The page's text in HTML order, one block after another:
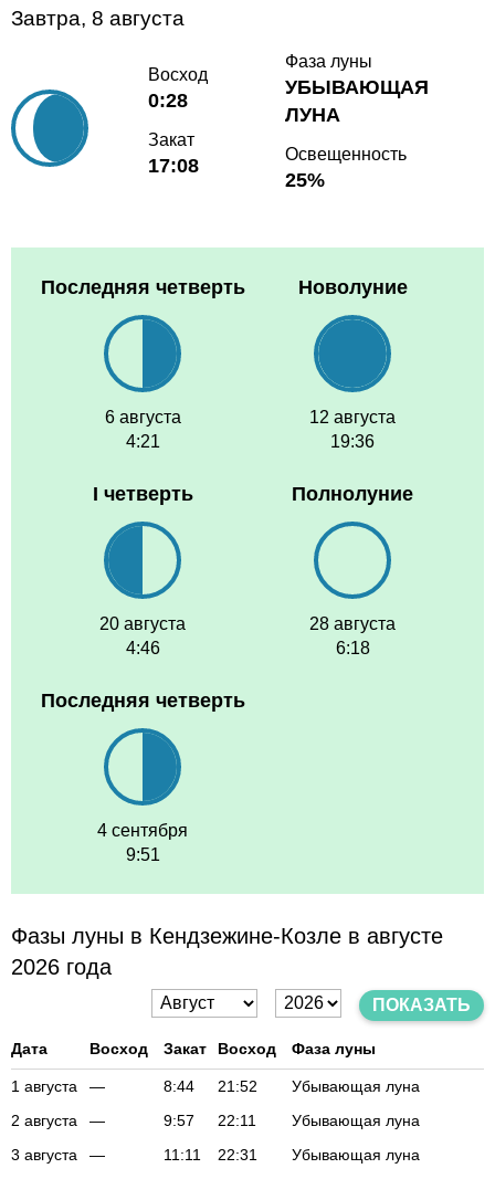
Завтра, 8 августа
Восход
0:28
Закат
17:08
Фаза луны
УБЫВАЮЩАЯ
ЛУНА
Освещенность
25%
Последняя четверть
6 августа
4:21
Новолуние
12 августа
19:36
I четверть
20 августа
4:46
Полнолуние
28 августа
6:18
Последняя четверть
4 сентября
9:51
Фазы луны в Кендзежине-Козле в августе
2026 года
ПОКАЗАТЬ
Дата Восход Закат Восход Фаза луны
1 августа — 8:44 21:52
Убывающая луна
2 августа
— 9:57 22:11
Убывающая луна
3 августа
— 11:11 22:31
Убывающая луна